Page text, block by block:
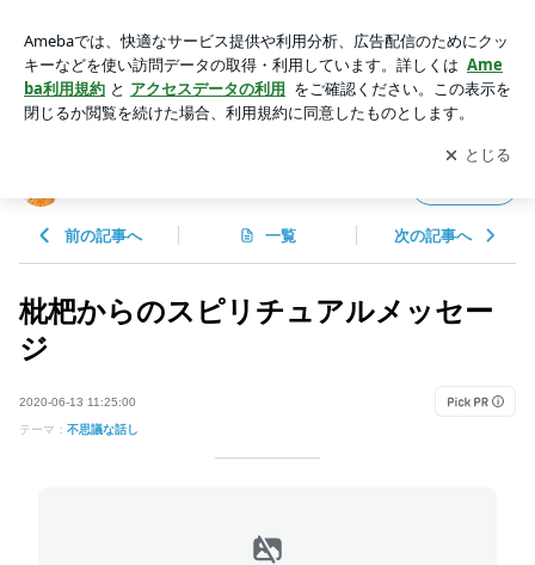
チュアル日記アプリをダウンロードして ブログの更新通知
を受け取りまし
ょう。
開く
前の記事へ 一覧 次の記事へ
枇杷からのスピリチュアルメッセー
ジ
2020-06-13 11:25:00
テーマ： 不思議な話し